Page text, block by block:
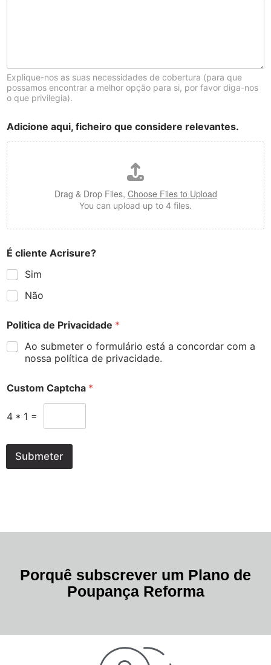
Explique-nos as suas necessidades de cobertura (para que
possamos encontrar a melhor opção para si, por favor diga-nos
o que privilegia).
Adicione aqui, ficheiro que considere relevantes.
Drag & Drop Files, Choose Files to Upload
You can upload up to 4 files.
É cliente Acrisure?
Sim
Não
Politica de Privacidade *
Ao submeter o formulário está a concordar com a
nossa política de privacidade.
Custom Captcha *
4 * 1 =
Submeter
Porquê subscrever um Plano de
Poupança Reforma